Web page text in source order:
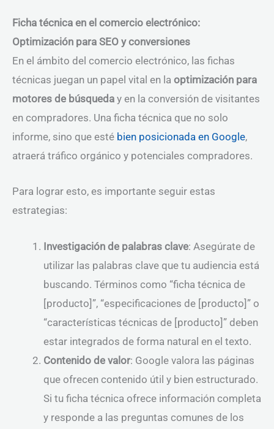
Ficha técnica en el comercio electrónico:
Optimización para SEO y conversiones
En el ámbito del comercio electrónico, las fichas
técnicas juegan un papel vital en la optimización para
motores de búsqueda y en la conversión de visitantes
en compradores. Una ficha técnica que no solo
informe, sino que esté bien posicionada en Google,
atraerá tráfico orgánico y potenciales compradores.
Para lograr esto, es importante seguir estas
estrategias:
Investigación de palabras clave: Asegúrate de
utilizar las palabras clave que tu audiencia está
buscando. Términos como “ficha técnica de
[producto]”, “especificaciones de [producto]” o
“características técnicas de [producto]” deben
estar integrados de forma natural en el texto.
Contenido de valor: Google valora las páginas
que ofrecen contenido útil y bien estructurado.
Si tu ficha técnica ofrece información completa
y responde a las preguntas comunes de los